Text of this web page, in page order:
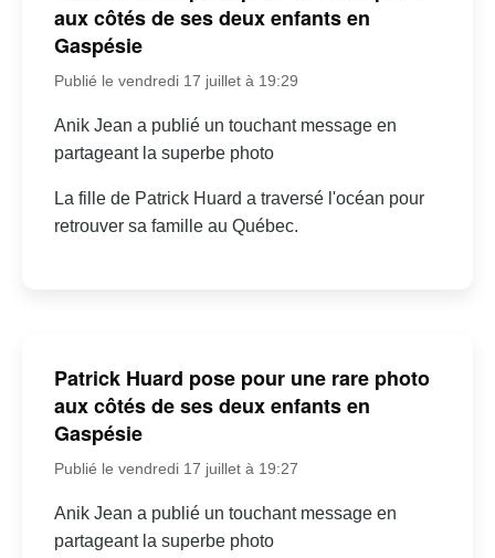
aux côtés de ses deux enfants en
Gaspésie
Publié le vendredi 17 juillet à 19:29
Anik Jean a publié un touchant message en
partageant la superbe photo
La fille de Patrick Huard a traversé l'océan pour
retrouver sa famille au Québec.
Patrick Huard pose pour une rare photo
aux côtés de ses deux enfants en
Gaspésie
Publié le vendredi 17 juillet à 19:27
Anik Jean a publié un touchant message en
partageant la superbe photo